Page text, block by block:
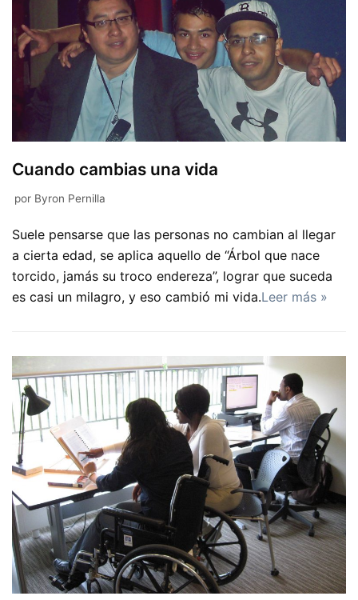
Cuando cambias una vida
por Byron Pernilla
Suele pensarse que las personas no cambian al llegar
a cierta edad, se aplica aquello de “Árbol que nace
torcido, jamás su troco endereza”, lograr que suceda
es casi un milagro, y eso cambió mi vida.Leer más »